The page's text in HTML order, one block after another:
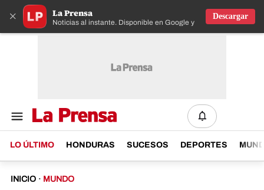
× La Prensa
Noticias al instante. Disponible en Google y IOS
Descargar
LO ÚLTIMO HONDURAS SUCESOS DEPORTES
INICIO · MUNDO